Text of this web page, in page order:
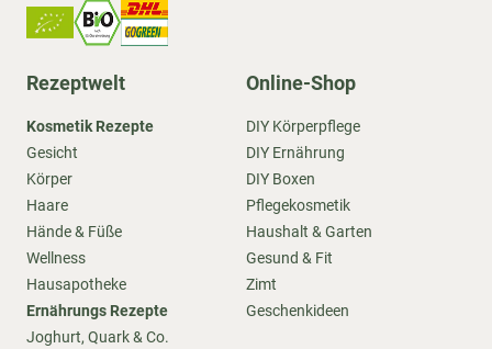
Rezeptwelt
Kosmetik Rezepte
Gesicht
Körper
Haare
Hände & Füße
Wellness
Hausapotheke
Ernährungs Rezepte
Joghurt, Quark & Co.
Online-Shop
DIY Körperpflege
DIY Ernährung
DIY Boxen
Pflegekosmetik
Haushalt & Garten
Gesund & Fit
Zimt
Geschenkideen